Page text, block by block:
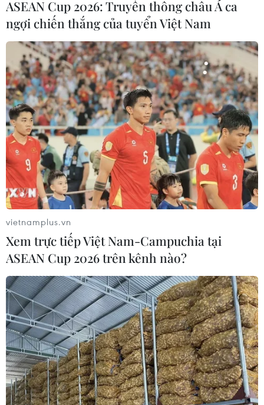
ASEAN Cup 2026: Truyền thông châu Á ca
ngợi chiến thắng của tuyển Việt Nam
vietnamplus.vn
Xem trực tiếp Việt Nam-Campuchia tại
ASEAN Cup 2026 trên kênh nào?